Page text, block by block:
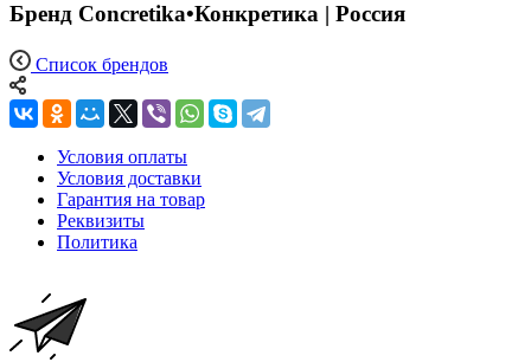
Бренд Concretika•Конкретика | Россия
Список брендов
Условия оплаты
Условия доставки
Гарантия на товар
Реквизиты
Политика